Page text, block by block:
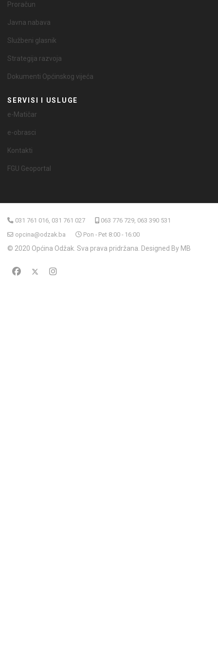
Proračun
Javna nabava
Službeni glasnik
Strategija razvoja
Dokumenti Općinskog vijeća
SERVISI I USLUGE
e-Matičar
e-obrasci
Kontakti
FGU Geoportal
031 761 016, 031 761 027
063 776 729, 063 390 531
opcina@odzak.ba
Pon - Pet 8:00 - 16:00
© 2020 Općina Odžak. Sva prava pridržana. Designed By MB